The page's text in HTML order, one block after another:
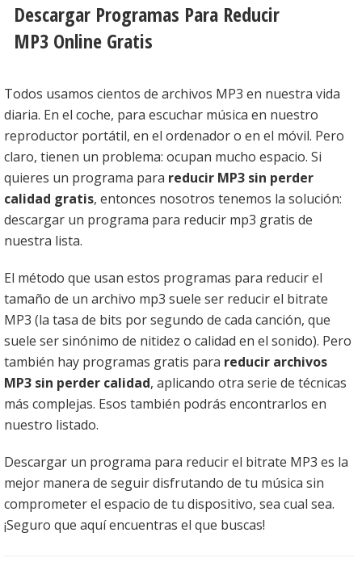
Descargar Programas Para Reducir
MP3 Online Gratis
Todos usamos cientos de archivos MP3 en nuestra vida
diaria. En el coche, para escuchar música en nuestro
reproductor portátil, en el ordenador o en el móvil. Pero
claro, tienen un problema: ocupan mucho espacio. Si
quieres un programa para reducir MP3 sin perder
calidad gratis, entonces nosotros tenemos la solución:
descargar un programa para reducir mp3 gratis de
nuestra lista.
El método que usan estos programas para reducir el
tamaño de un archivo mp3 suele ser reducir el bitrate
MP3 (la tasa de bits por segundo de cada canción, que
suele ser sinónimo de nitidez o calidad en el sonido). Pero
también hay programas gratis para reducir archivos
MP3 sin perder calidad, aplicando otra serie de técnicas
más complejas. Esos también podrás encontrarlos en
nuestro listado.
Descargar un programa para reducir el bitrate MP3 es la
mejor manera de seguir disfrutando de tu música sin
comprometer el espacio de tu dispositivo, sea cual sea.
¡Seguro que aquí encuentras el que buscas!